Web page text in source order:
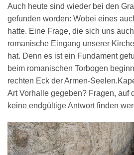
Auch heute sind wieder bei den
gefunden worden: Wobei eines
hatte. Eine Frage, die sich uns
romanische Eingang unserer
hat. Denn es ist ein Fundament
beim romanischen Torbogen
rechten Eck der Armen-
Art Vorhalle gegeben? Fragen, auf
keine endgültige Antwort finden